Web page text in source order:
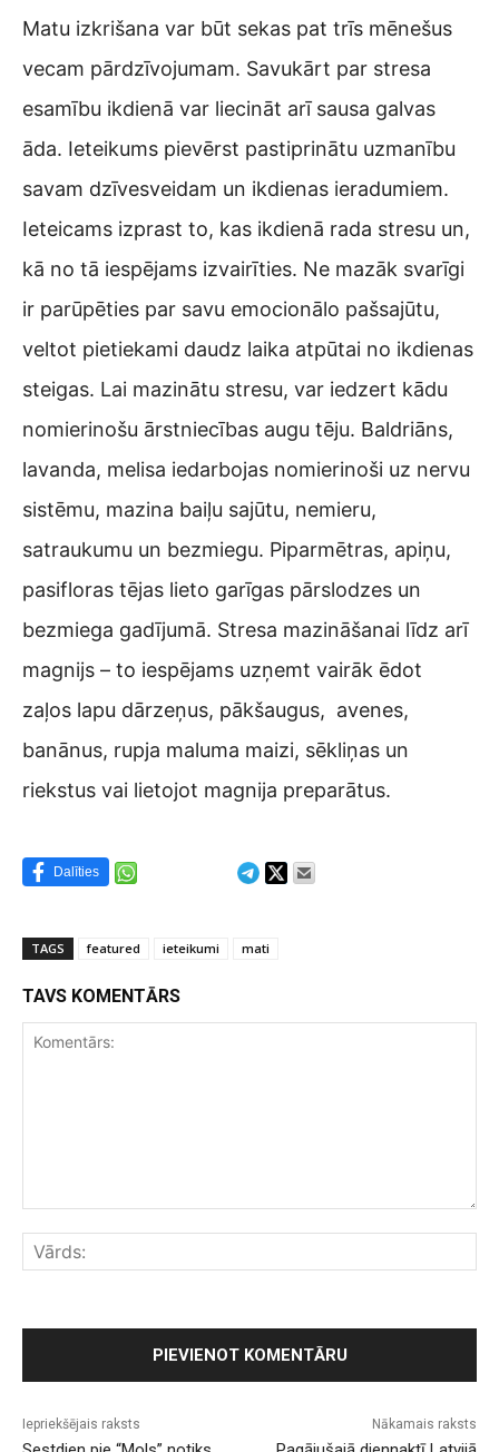
Matu izkrišana var būt sekas pat trīs mēnešus
vecam pārdzīvojumam. Savukārt par stresa
esamību ikdienā var liecināt arī sausa galvas
āda. Ieteikums pievērst pastiprinātu uzmanību
savam dzīvesveidam un ikdienas ieradumiem.
Ieteicams izprast to, kas ikdienā rada stresu un,
kā no tā iespējams izvairīties. Ne mazāk svarīgi
ir parūpēties par savu emocionālo pašsajūtu,
veltot pietiekami daudz laika atpūtai no ikdienas
steigas. Lai mazinātu stresu, var iedzert kādu
nomierinošu ārstniecības augu tēju. Baldriāns,
lavanda, melisa iedarbojas nomierinoši uz nervu
sistēmu, mazina baiļu sajūtu, nemieru,
satraukumu un bezmiegu. Piparmētras, apiņu,
pasifloras tējas lieto garīgas pārslodzes un
bezmiega gadījumā. Stresa mazināšanai līdz arī
magnijs – to iespējams uzņemt vairāk ēdot
zaļos lapu dārzeņus, pākšaugus, avenes,
banānus, rupja maluma maizi, sēkliņas un
riekstus vai lietojot magnija preparātus.
Dalīties
TAGS featured ieteikumi mati
TAVS KOMENTĀRS
Iepriekšējais raksts Nākamais raksts